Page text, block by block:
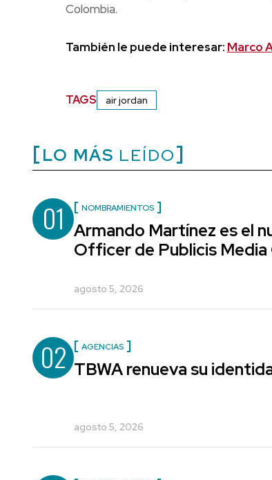
Colombia.
También le puede interesar: Marco
TAGS air jordan
LO MÁS LEÍDO
01 NOMBRAMIENTOS
Armando Martínez es el
Officer de Publicis Media
agosto 5, 2026
02 AGENCIAS
TBWA renueva su
agosto 5, 2026